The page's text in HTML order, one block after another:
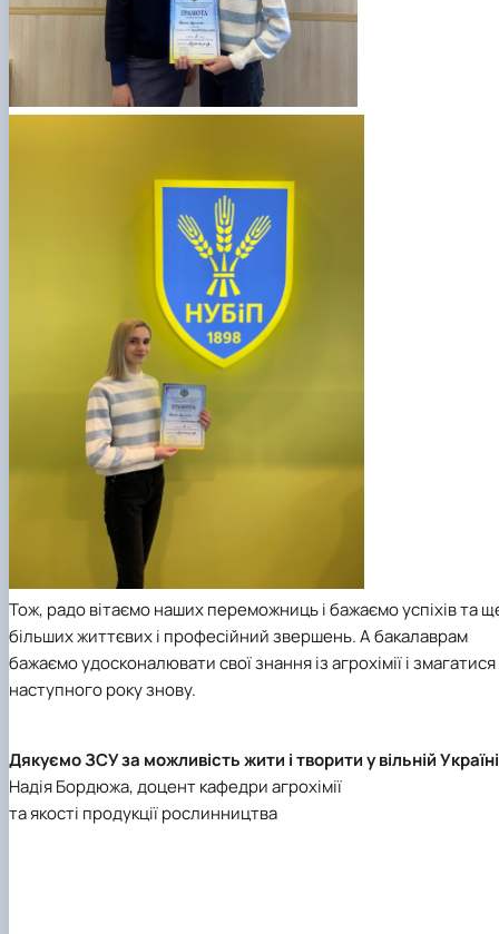
Тож, радо вітаємо наших переможниць і бажаємо успіхів та
більших життєвих і професійний звершень. А бакалаврам
бажаємо удосконалювати свої знання із агрохімії і змагатися
наступного року знову.
Дякуємо ЗСУ за можливість жити і творити у вільній
Надія Бордюжа, доцент кафедри агрохімії
та якості продукції рослинництва